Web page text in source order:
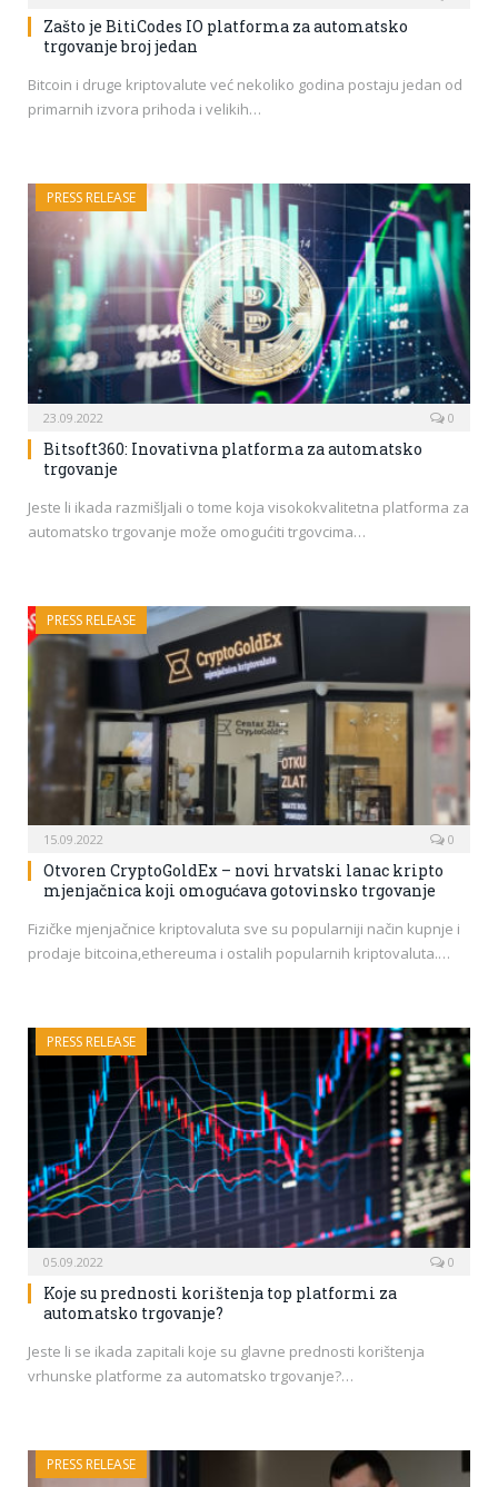
Zašto je BitiCodes IO platforma za automatsko
trgovanje broj jedan
Bitcoin i druge kriptovalute već nekoliko godina postaju jedan od
primarnih izvora prihoda i velikih…
PRESS RELEASE
23.09.2022 0
Bitsoft360: Inovativna platforma za automatsko
trgovanje
Jeste li ikada razmišljali o tome koja visokokvalitetna platforma za
automatsko trgovanje može omogućiti trgovcima…
PRESS RELEASE
15.09.2022 0
Otvoren CryptoGoldEx – novi hrvatski lanac kripto
mjenjačnica koji omogućava gotovinsko trgovanje
Fizičke mjenjačnice kriptovaluta sve su popularniji način kupnje i
prodaje bitcoina,ethereuma i ostalih popularnih kriptovaluta.…
PRESS RELEASE
05.09.2022 0
Koje su prednosti korištenja top platformi za
automatsko trgovanje?
Jeste li se ikada zapitali koje su glavne prednosti korištenja
vrhunske platforme za automatsko trgovanje?…
PRESS RELEASE